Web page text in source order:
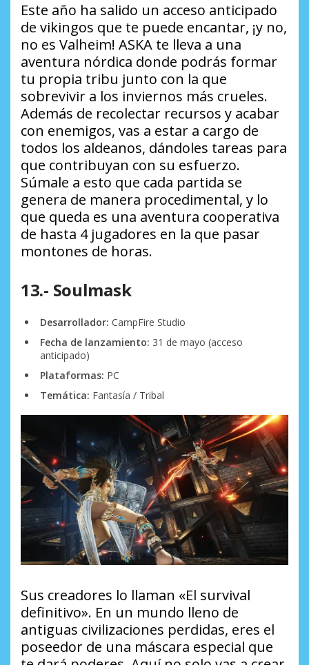
Este año ha salido un acceso anticipado
de vikingos que te puede encantar, ¡y no,
no es Valheim! ASKA te lleva a una
aventura nórdica donde podrás formar
tu propia tribu junto con la que
sobrevivir a los inviernos más crueles.
Además de recolectar recursos y acabar
con enemigos, vas a estar a cargo de
todos los aldeanos, dándoles tareas para
que contribuyan con su esfuerzo.
Súmale a esto que cada partida se
genera de manera procedimental, y lo
que queda es una aventura cooperativa
de hasta 4 jugadores en la que pasar
montones de horas.
13.- Soulmask
Desarrollador: CampFire Studio
Fecha de lanzamiento: 31 de mayo (acceso
anticipado)
Plataformas: PC
Temática: Fantasía / Tribal
Sus creadores lo llaman «El survival
definitivo». En un mundo lleno de
antiguas civilizaciones perdidas, eres el
poseedor de una máscara especial que